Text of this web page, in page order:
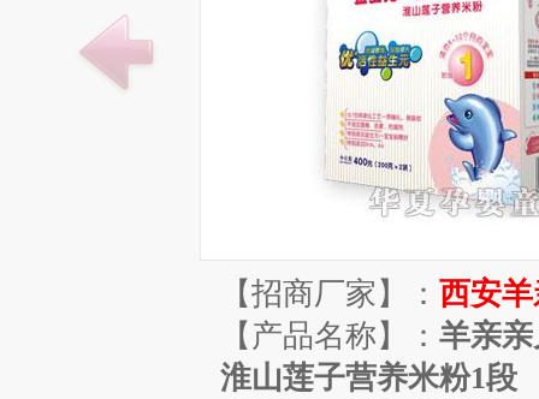
【招商厂家】： 西安
【产品名称】： 羊亲
淮山莲子营养米粉1段